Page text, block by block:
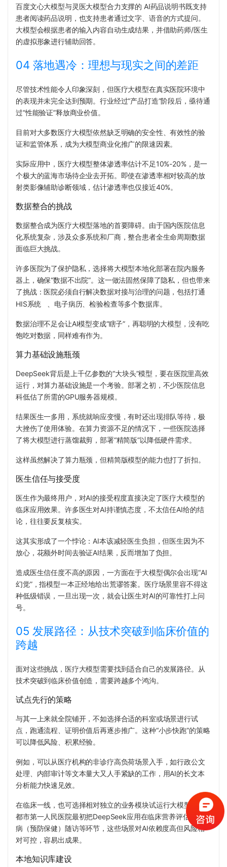
百度文心大模型与灵医大模型合力支撑的 AI药品说明书既支持
患者阅读药品说明，也支持患者通过文字、语音的方式提问。
大模型会根据患者的输入内容自动生成结果，并借助药师/医生
的虚拟形象进行辅助回答。
04 落地遇冷：理想与现实之间的差距
尽管技术性能令人印象深刻，但医疗大模型在真实医院环境中
的表现并未完全达到预期。行业经过“产品打造”阶段后，亟待通
过“性能验证”释放商业价值。
目前对大多数医疗大模型依然缺乏明确的安全性、有效性的验
证和监管体系，成为大模型商业化推广的限速因素。
实际应用中，医疗大模型整体渗透率估计不足10%-20%，是一
个极大的蓝海市场待企业去开拓。即使在渗透率相对较高的放
射类影像辅助诊断领域，估计渗透率也仅接近40%。
数据整合的挑战
数据整合成为医疗大模型落地的首要障碍。由于国内医院信息
化系统复杂，涉及众多系统和厂商，整合患者全生命周期数据
面临巨大挑战。
许多医院为了保护隐私，选择将大模型本地化部署在院内服务
器上，确保“数据不出院”。这一做法固然保障了隐私，但也带来
了挑战：医院必须自行解决数据对接与治理的问题，包括打通
HIS系统
、电子病历、检验检查等多个数据库。
数据治理不足会让AI模型变成“瞎子”，再聪明的大模型，没有吃
饱吃对数据，同样难有作为。
算力基础设施瓶颈
DeepSeek背后是上千亿参数的“大块头”模型，要在医院里高效
运行，对算力基础设施是一个考验。部署之初，不少医院信息
科低估了所需的GPU服务器规模。
结果医生一多用，系统就响应变慢，有时还出现排队等待，极
大挫伤了使用体验。在算力资源不足的情况下，一些医院选择
了将大模型进行蒸馏裁剪，部署“精简版”以降低硬件需求。
这样虽然解决了算力瓶颈，但精简版模型的能力也打了折扣。
医生信任与接受度
医生作为最终用户，对AI的接受程度直接决定了医疗大模型的
临床应用效果。许多医生对AI持谨慎态度，不太信任AI给的结
论，往往要反复核实。
这其实形成了一个悖论：AI本该减轻医生负担，但医生因为不
放心，花额外时间去验证AI结果，反而增加了负担。
造成医生信任度不高的原因，一方面在于大模型偶尔会出现“AI
幻觉”，指模型一本正经地给出荒谬答案。医疗场景里容不得这
种低级错误，一旦出现一次，就会让医生对AI的可靠性打上问
号。
05 发展路径：从技术突破到临床价值的
跨越
面对这些挑战，医疗大模型需要找到适合自己的发展路径。从
技术突破到临床价值创造，需要跨越多个鸿沟。
试点先行的策略
与其一上来就全院铺开，不如选择合适的科室或场景进行试
点，跑通流程、证明价值后再逐步推广。这种“小步快跑”的策略
可以降低风险、积累经验。
例如，可以从医疗机构的非诊疗高负荷场景入手，如行政公文
处理、内部审计等文本量大又人手紧缺的工作，用AI的长文本
分析能力快速见效。
在临床一线，也可选择相对独立的业务模块试运行大模型。成
都市第一人民医院最初把DeepSeek应用在临床营养评估、治未
病（预防保健）随访等环节，这些场景对AI依赖度高但风险相
对可控，容易出成果。
本地知识库建设